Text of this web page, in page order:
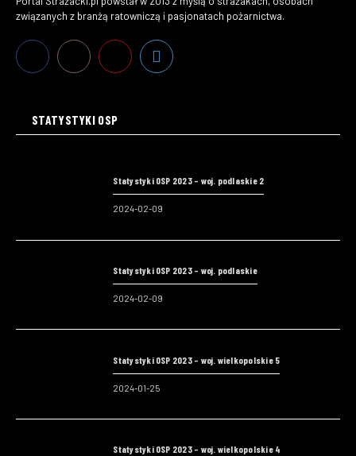
związanych z branżą ratowniczą i pasjonatach pożarnictwa.
STATYSTYKI OSP
Statystyki OSP 2023 – woj. podlaskie 2
2024-02-09
Statystyki OSP 2023 – woj. podlaskie
2024-02-09
Statystyki OSP 2023 – woj. wielkopolskie 5
2024-01-25
Statystyki OSP 2023 – woj. wielkopolskie 4